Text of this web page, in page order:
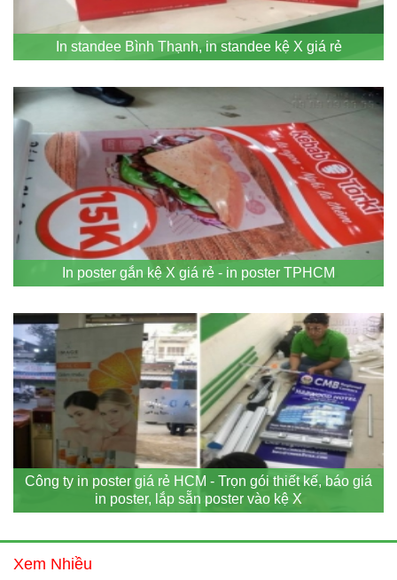
In standee Bình Thạnh, in standee kệ X giá rẻ
In poster gắn kệ X giá rẻ - in poster TPHCM
Công ty in poster giá rẻ HCM - Trọn gói thiết kế, báo giá
in poster, lắp sẵn poster vào kệ X
Xem Nhiều